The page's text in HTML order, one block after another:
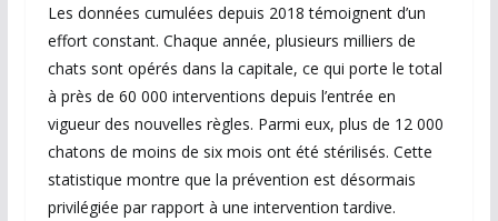
Les données cumulées depuis 2018 témoignent d’un
effort constant. Chaque année, plusieurs milliers de
chats sont opérés dans la capitale, ce qui porte le total
à près de 60 000 interventions depuis l’entrée en
vigueur des nouvelles règles. Parmi eux, plus de 12 000
chatons de moins de six mois ont été stérilisés. Cette
statistique montre que la prévention est désormais
privilégiée par rapport à une intervention tardive.